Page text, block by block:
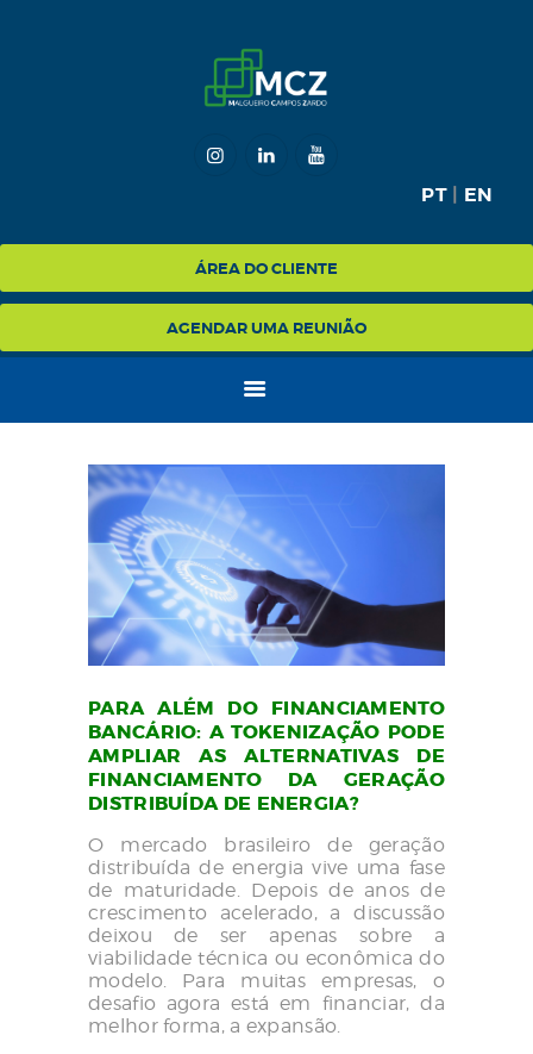
PT| EN
ÁREA DO CLIENTE
AGENDAR UMA REUNIÃO
NA MÍDIA
BLOG
CONTATO
PARA ALÉM DO FINANCIAMENTO
BANCÁRIO: A TOKENIZAÇÃO PODE
AMPLIAR AS ALTERNATIVAS DE
FINANCIAMENTO DA GERAÇÃO
DISTRIBUÍDA DE ENERGIA?
O mercado brasileiro de geração
distribuída de energia vive uma fase
de maturidade. Depois de anos de
crescimento acelerado, a discussão
deixou de ser apenas sobre a
viabilidade técnica ou econômica do
modelo. Para muitas empresas, o
desafio agora está em financiar, da
melhor forma, a expansão.